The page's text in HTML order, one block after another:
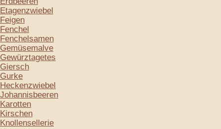
Etagenzwiebel
Feigen
Fenchel
Fenchelsamen
Gemüsemalve
Gewürztagetes
Giersch
Gurke
Heckenzwiebel
Johannisbeeren
Karotten
Kirschen
Knollensellerie